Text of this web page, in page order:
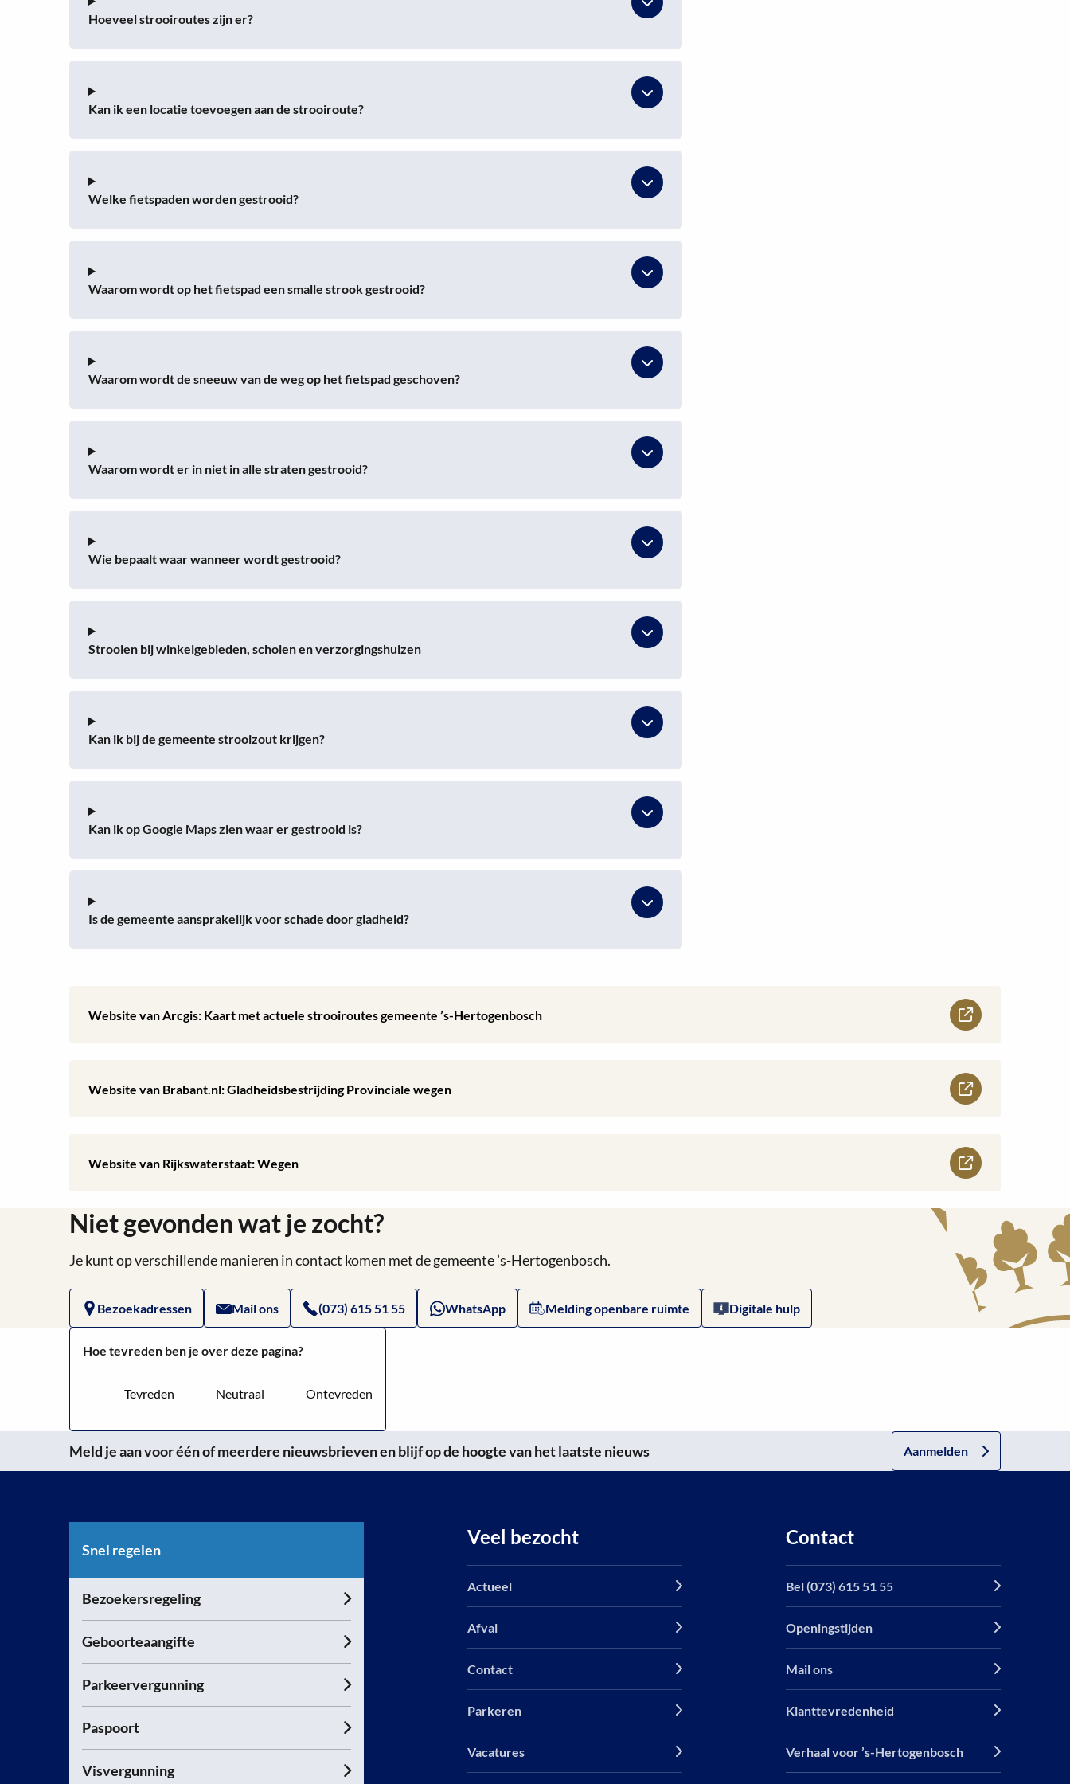
Hoeveel strooiroutes zijn er?
Kan ik een locatie toevoegen aan de strooiroute?
Welke fietspaden worden gestrooid?
Waarom wordt op het fietspad een smalle strook gestrooid?
Waarom wordt de sneeuw van de weg op het fietspad geschoven?
Waarom wordt er in niet in alle straten gestrooid?
Wie bepaalt waar wanneer wordt gestrooid?
Strooien bij winkelgebieden, scholen en verzorgingshuizen
Kan ik bij de gemeente strooizout krijgen?
Kan ik op Google Maps zien waar er gestrooid is?
Is de gemeente aansprakelijk voor schade door gladheid?
Website van Arcgis: Kaart met actuele strooiroutes gemeente ’s-Hertogenbosch
Lees
Arcgis:
met
actuele
strooiroutes
gemeente
Hertogenbosch
Website van Brabant.nl: Gladheidsbestrijding Provinciale wegen
Lees
van
Provinciale
wegen
Website van Rijkswaterstaat: Wegen
Lees
over
Website
van
Rijkswaterstaat:
Wegen
Niet gevonden wat je zocht?
Je kunt op verschillende manieren in contact komen met de gemeente ’s-Hertogenbosch.
Bezoekadressen Mail ons (073) 615 51 55 WhatsApp Melding openbare ruimte Digitale hulp
Hoe tevreden ben je over deze pagina?
Tevreden Neutraal Ontevreden
Meld je aan voor één of meerdere nieuwsbrieven en blijf op de hoogte van het laatste nieuws Aanmelden
Snel regelen
Bezoekersregeling
Geboorteaangifte
Parkeervergunning
Paspoort
Visvergunning
Veel bezocht
Actueel
Afval
Contact
Parkeren
Vacatures
Contact
Bel (073) 615 51 55
Openingstijden
Mail ons
Klanttevredenheid
Verhaal voor ’s-Hertogenbosch